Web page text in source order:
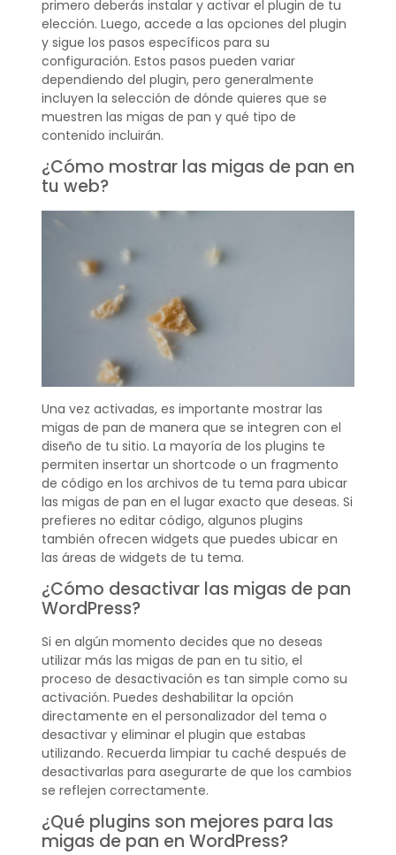
primero deberás instalar y activar el plugin de tu
elección. Luego, accede a las opciones del plugin
y sigue los pasos específicos para su
configuración. Estos pasos pueden variar
dependiendo del plugin, pero generalmente
incluyen la selección de dónde quieres que se
muestren las migas de pan y qué tipo de
contenido incluirán.
¿Cómo mostrar las migas de pan en
tu web?
Una vez activadas, es importante mostrar las
migas de pan de manera que se integren con el
diseño de tu sitio. La mayoría de los plugins te
permiten insertar un shortcode o un fragmento
de código en los archivos de tu tema para ubicar
las migas de pan en el lugar exacto que deseas. Si
prefieres no editar código, algunos plugins
también ofrecen widgets que puedes ubicar en
las áreas de widgets de tu tema.
¿Cómo desactivar las migas de pan
WordPress?
Si en algún momento decides que no deseas
utilizar más las migas de pan en tu sitio, el
proceso de desactivación es tan simple como su
activación. Puedes deshabilitar la opción
directamente en el personalizador del tema o
desactivar y eliminar el plugin que estabas
utilizando. Recuerda limpiar tu caché después de
desactivarlas para asegurarte de que los cambios
se reflejen correctamente.
¿Qué plugins son mejores para las
migas de pan en WordPress?